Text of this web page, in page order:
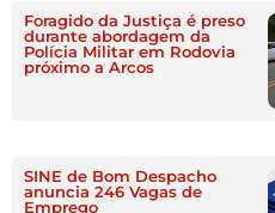
Foragido da Justiça é preso
durante abordagem da
Polícia Militar em Rodovia
próximo a Arcos
SINE de Bom Despacho
anuncia 246 Vagas de
Emprego